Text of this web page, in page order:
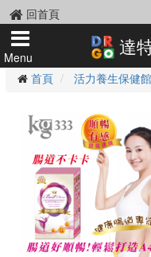
回首頁
Menu 達
首頁
活力養生保健館